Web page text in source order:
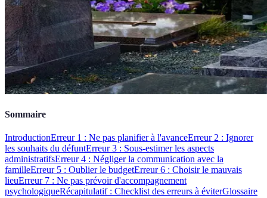
Sommaire
IntroductionErreur 1 : Ne pas planifier à l'avanceErreur 2 : Ignorer
les souhaits du défuntErreur 3 : Sous-estimer les aspects
administratifsErreur 4 : Négliger la communication avec la
familleErreur 5 : Oublier le budgetErreur 6 : Choisir le mauvais
lieuErreur 7 : Ne pas prévoir d'accompagnement
psychologiqueRécapitulatif : Checklist des erreurs à éviterGlossaire